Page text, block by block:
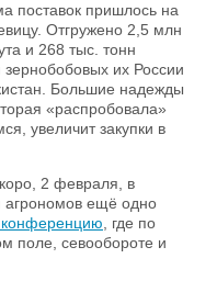
поставок пришлось на
Отгружено 2,5 млн
и 268 тыс. тонн
их России
Большие надежды
«распробовала»
увеличит закупки в
2 февраля, в
агрономов ещё одно
, где по
поле, севообороте и